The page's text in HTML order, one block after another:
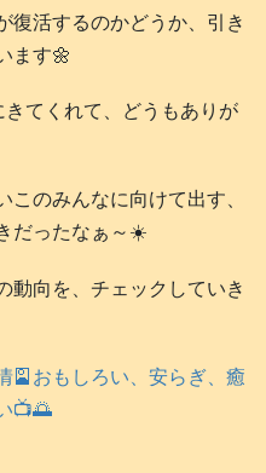
復活するのかどうか、引き
ます🌼
てくれて、どうもありが
のみんなに向けて出す、
だったなぁ～☀️
動向を、チェックしていき
🎴おもしろい、安らぎ、癒
📺️🌅